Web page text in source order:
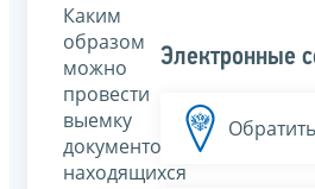
Каким
образом
можно
провести
выемку
документов,
находящихся
Электронные